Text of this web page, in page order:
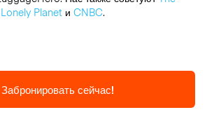
Lonely Planetи CNBC.
Забронировать сейчас!